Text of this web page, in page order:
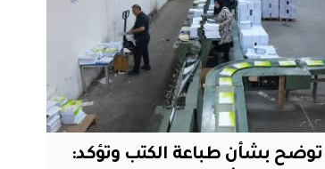
توضح بشأن طباعة الكتب وتؤكد: